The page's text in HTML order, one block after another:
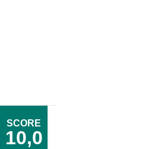
SCORE
10,0